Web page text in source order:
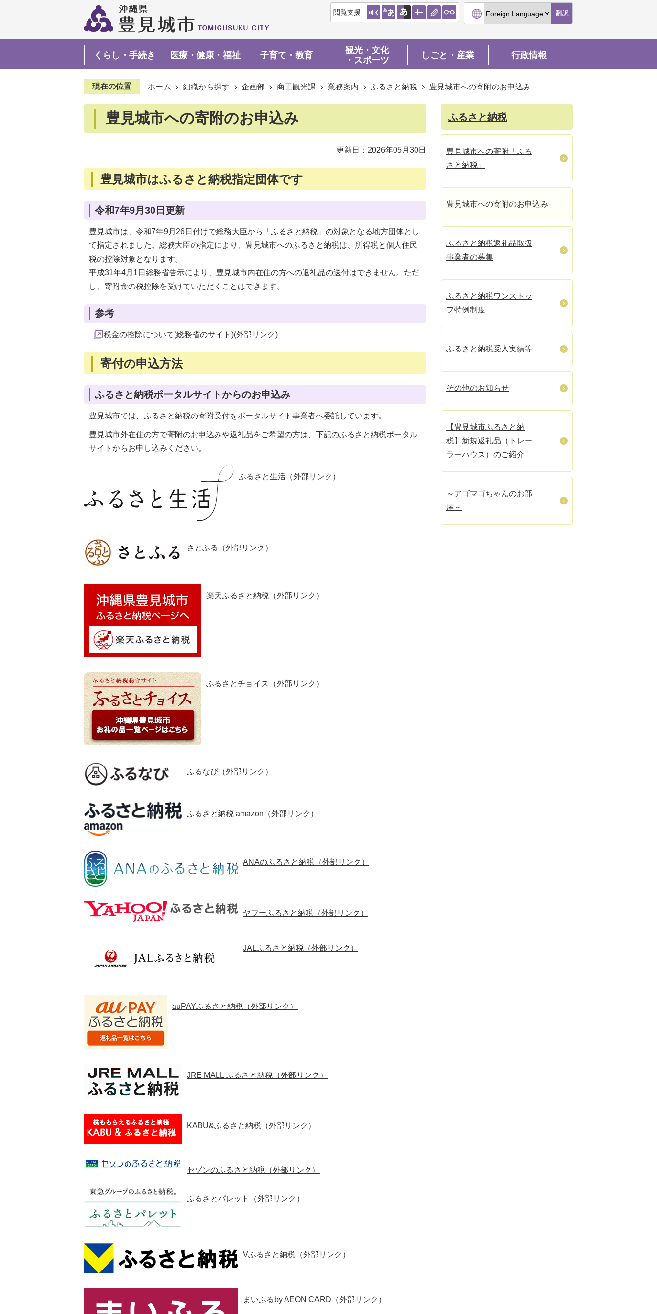
閲覧支援 翻訳
くらし・手続き 医療・健康・福祉 子育て・教育
観光・文化
・スポーツ
しごと・産業 行政情報
現在の位置 ホーム 組織から探す 企画部 商工観光課 業務案内 ふるさと納税 豊見城市への寄附のお申込み
豊見城市への寄附のお申込み
更新日：2026年05月30日
豊見城市はふるさと納税指定団体です
令和7年9月30日更新
豊見城市は、令和7年9月26日付けで総務大臣から「ふるさと納税」の対象となる地方団体とし
て指定されました。総務大臣の指定により、豊見城市へのふるさと納税は、所得税と個人住民
税の控除対象となります。
平成31年4月1日総務省告示により、豊見城市内在住の方への返礼品の送付はできません。ただ
し、寄附金の税控除を受けていただくことはできます。
参考
税金の控除について(総務省のサイト)(外部リンク)
寄付の申込方法
ふるさと納税ポータルサイトからのお申込み
豊見城市では、ふるさと納税の寄附受付をポータルサイト事業者へ委託しています。
豊見城市外在住の方で寄附のお申込みや返礼品をご希望の方は、下記のふるさと納税ポータル
サイトからお申し込みください。
ふるさと生活（外部リンク）
さとふる（外部リンク）
楽天ふるさと納税（外部リンク）
ふるさとチョイス（外部リンク）
ふるなび（外部リンク）
ふるさと納税 amazon（外部リンク）
ANAのふるさと納税（外部リンク）
ヤフーふるさと納税（外部リンク）
JALふるさと納税（外部リンク）
auPAYふるさと納税（外部リンク）
JRE MALL ふるさと納税（外部リンク）
KABU&ふるさと納税（外部リンク）
セゾンのふるさと納税（外部リンク）
ふるさとパレット（外部リンク）
Vふるさと納税（外部リンク）
まいふるby AEON CARD（外部リンク）
ふるさと納税
豊見城市への寄附「ふる
さと納税」
豊見城市への寄附のお申込み
ふるさと納税返礼品取扱
事業者の募集
ふるさと納税ワンストッ
プ特例制度
ふるさと納税受入実績等
その他のお知らせ
【豊見城市ふるさと納
税】新規返礼品（トレー
ラーハウス）のご紹介
～アゴマゴちゃんのお部
屋～